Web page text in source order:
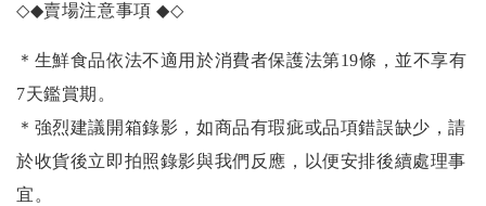
◇◆賣場注意事項◆◇
＊生鮮食品依法不適用於消費者保護法第19條，並不享有
7天鑑賞期。
＊強烈建議開箱錄影，如商品有瑕疵或品項錯誤缺少，請
於收貨後立即拍照錄影與我們反應，以便安排後續處理事
宜。